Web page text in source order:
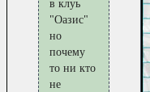
в клуь
"Оазис"
но
почему
то ни кто
не